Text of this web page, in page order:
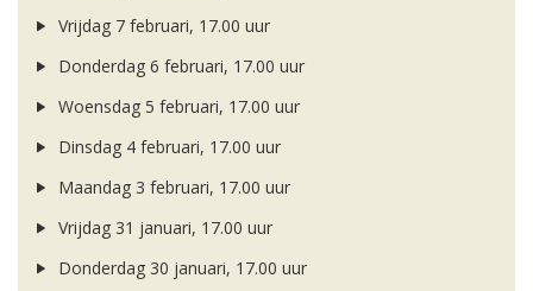
Vrijdag 7 februari, 17.00 uur
Donderdag 6 februari, 17.00 uur
Woensdag 5 februari, 17.00 uur
Dinsdag 4 februari, 17.00 uur
Maandag 3 februari, 17.00 uur
Vrijdag 31 januari, 17.00 uur
Donderdag 30 januari, 17.00 uur